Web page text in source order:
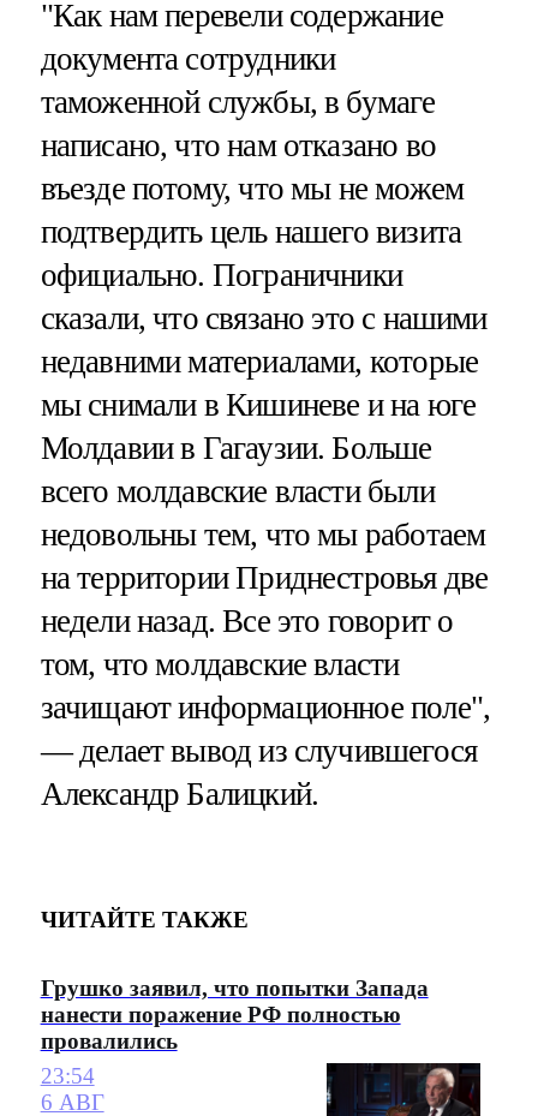
"Как нам перевели содержание
документа сотрудники
таможенной службы, в бумаге
написано, что нам отказано во
въезде потому, что мы не можем
подтвердить цель нашего визита
официально. Пограничники
сказали, что связано это с нашими
недавними материалами, которые
мы снимали в Кишиневе и на юге
Молдавии в Гагаузии. Больше
всего молдавские власти были
недовольны тем, что мы работаем
на территории Приднестровья две
недели назад. Все это говорит о
том, что молдавские власти
зачищают информационное поле",
— делает вывод из случившегося
Александр Балицкий.
ЧИТАЙТЕ ТАКЖЕ
Грушко заявил, что попытки Запада
нанести поражение РФ полностью
провалились
23:54
6 АВГ